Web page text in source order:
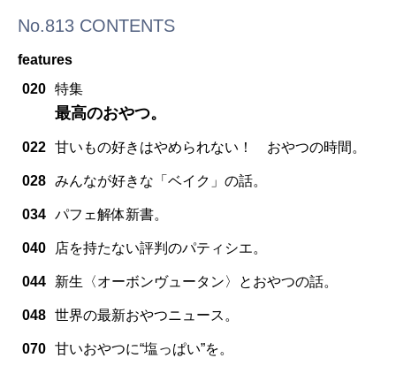
No.813 CONTENTS
features
020 特集
最高のおやつ。
022 甘いもの好きはやめられない！ おやつの時間。
028 みんなが好きな「ベイク」の話。
034 パフェ解体新書。
040 店を持たない評判のパティシエ。
044 新生〈オーボンヴュータン〉とおやつの話。
048 世界の最新おやつニュース。
070 甘いおやつに“塩っぱい”を。